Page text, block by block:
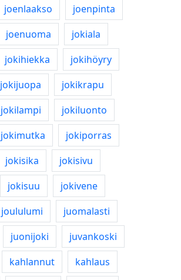
joenlaakso
joenpinta
joenuoma
jokiala
jokihiekka
jokihöyry
jokijuopa
jokikrapu
jokilampi
jokiluonto
jokimutka
jokiporras
jokisika
jokisivu
jokisuu
jokivene
joululumi
juomalasti
juonijoki
juvankoski
kahlannut
kahlaus